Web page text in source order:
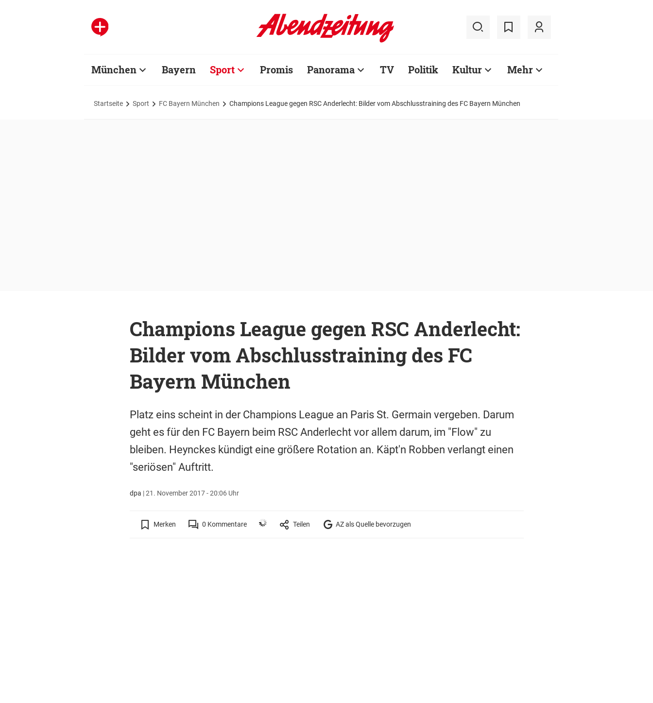
München Bayern Sport Promis Panorama TV Politik Kultur Mehr
Startseite Sport FC Bayern München Champions League gegen RSC Anderlecht: Bilder vom Abschlusstraining des FC Bayern München
Champions League gegen RSC Anderlecht:
Bilder vom Abschlusstraining des FC
Bayern München
Platz eins scheint in der Champions League an Paris St. Germain vergeben. Darum
geht es für den FC Bayern beim RSC Anderlecht vor allem darum, im "Flow" zu
bleiben. Heynckes kündigt eine größere Rotation an. Käpt'n Robben verlangt einen
"seriösen" Auftritt.
dpa |21. November 2017 - 20:06 Uhr
Merken 0 Kommentare Teilen AZ als Quelle bevorzugen